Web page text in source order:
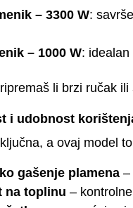
– 3300 W:
– 1000 W:
li brzi ručak
i udobnost
a ovaj model
gašenje plamena –
na toplinu –